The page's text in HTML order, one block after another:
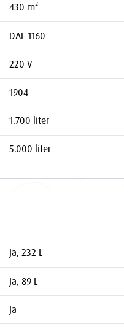
430 m²
DAF 1160
220 V
1904
1.700 liter
5.000 liter
Ja, 232 L
Ja, 89 L
Ja